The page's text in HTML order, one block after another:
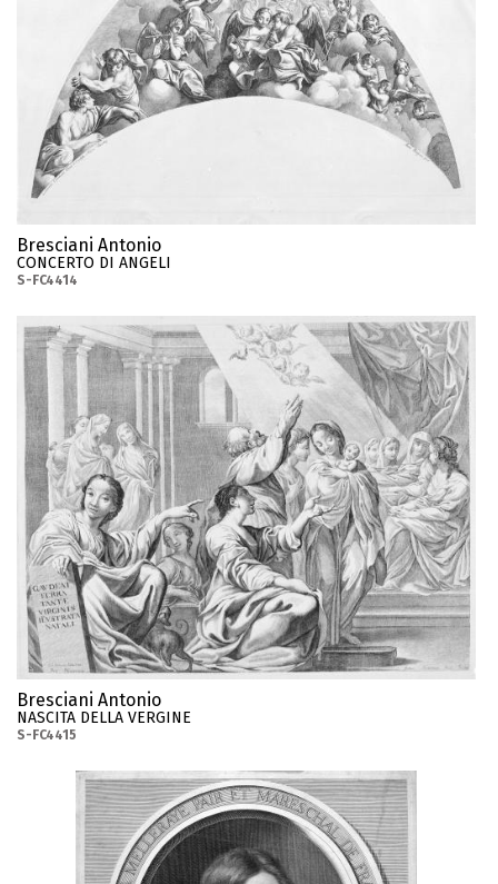
Bresciani Antonio
CONCERTO DI ANGELI
S-FC4414
Bresciani Antonio
NASCITA DELLA VERGINE
S-FC4415